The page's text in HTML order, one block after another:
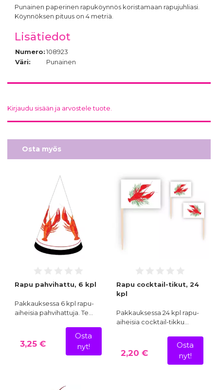
Punainen paperinen rapuköynnös koristamaan rapujuhliasi.
Köynnöksen pituus on 4 metriä.
Lisätiedot
Numero:108923
Väri:
Punainen
Kirjaudu sisään ja arvostele tuote.
Osta myös
Rapu pahvihattu, 6 kpl
Pakkauksessa 6 kpl rapu-
aiheisia pahvihattuja. Te…
3,25 €
Osta
nyt!
Rapu cocktail-tikut, 24
kpl
Pakkauksessa 24 kpl rapu-
aiheisia cocktail-tikku…
2,20 €
Osta
nyt!